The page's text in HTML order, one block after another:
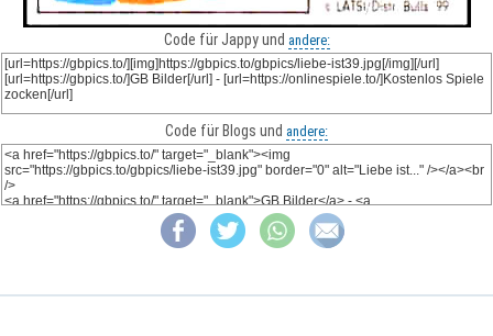
Code für Jappy und andere:
Code für Blogs und andere: